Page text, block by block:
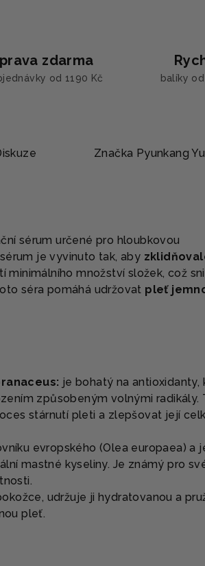
zdarma
od 1190 Kč balíky
Značka Pyunkang
sérum určené pro hloubkovou
je vyvinuto tak, aby
minimálního množství složek, což
séra pomáhá udržovat pleť
je bohatý na antioxidanty,
způsobeným volnými radikály.
stárnutí pleti a zlepšovat její
evropského (Olea europaea) a
mastné kyseliny. Je známý pro
udržuje ji hydratovanou a
pleť.